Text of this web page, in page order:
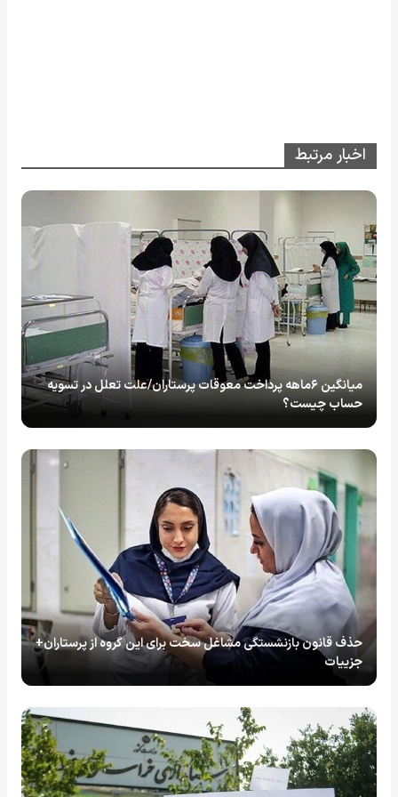
اخبار مرتبط
میانگین ۶ماهه پرداخت معوقات پرستاران/علت تعلل در تسویه
حساب چیست؟
حذف قانون بازنشستگی مشاغل سخت برای این گروه از پرستاران+
جزییات